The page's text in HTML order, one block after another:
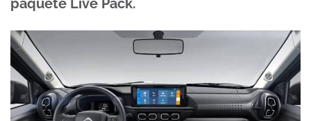
paquete Live Pack.